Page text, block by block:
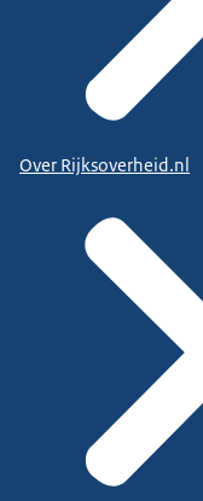
Over Rijksoverheid.nl